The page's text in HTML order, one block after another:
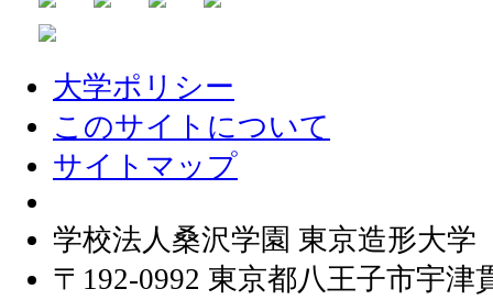
大学ポリシー
このサイトについて
サイトマップ
学校法人桑沢学園 東京造形大学
〒192-0992 東京都八王子市宇津